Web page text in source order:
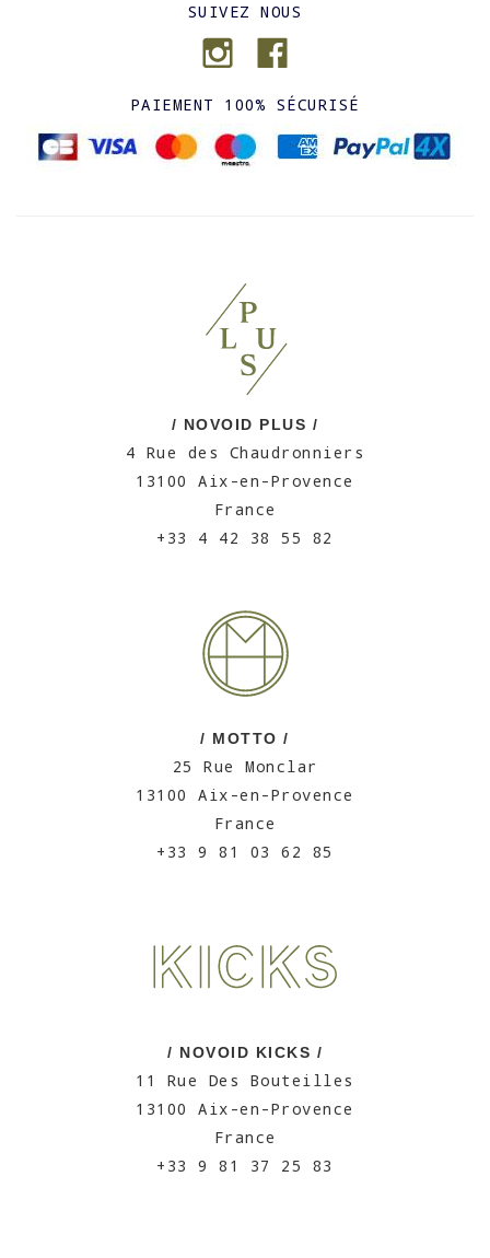
SUIVEZ NOUS
PAIEMENT 100% SÉCURISÉ
/ NOVOID PLUS /
4 Rue des Chaudronniers
13100 Aix-en-Provence
France
+33 4 42 38 55 82
/ MOTTO /
25 Rue Monclar
13100 Aix-en-Provence
France
+33 9 81 03 62 85
/ NOVOID KICKS /
11 Rue Des Bouteilles
13100 Aix-en-Provence
France
+33 9 81 37 25 83